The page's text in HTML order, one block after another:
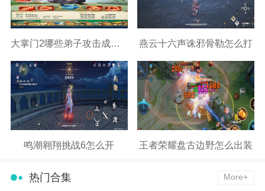
大掌门2哪些弟子攻击成长高 燕云十六声诛邪骨勒怎么打
鸣潮翱翔挑战6怎么开 王者荣耀盘古边野怎么出装
热门合集 More+